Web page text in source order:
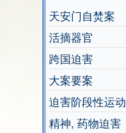
天安门自焚案
活摘器官
跨国迫害
大案要案
迫害阶段性运动
精神, 药物迫害